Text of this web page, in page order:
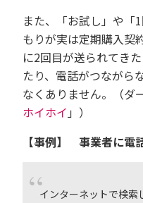
また、「お試し」や「
もりが実は定期購入契
に2回目が送られてき
たり、電話がつながら
なくありません。（ダ
ホイホイ 」）
【事例】 事業者に電
インターネットで検索